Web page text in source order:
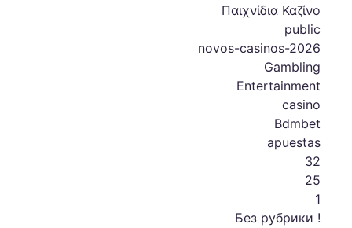
Παιχνίδια Καζίνο
public
novos-casinos-2026
Gambling
Entertainment
casino
Bdmbet
apuestas
32
25
1
! Без рубрики